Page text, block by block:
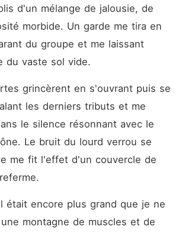
d'un mélange de jalousie, de
morbide. Un garde me tira en
du groupe et me laissant
du vaste sol vide.
grincèrent en s'ouvrant puis se
les derniers tributs et me
le silence résonnant avec le
Le bruit du lourd verrou se
me fit l'effet d'un couvercle de
était encore plus grand que je ne
montagne de muscles et de